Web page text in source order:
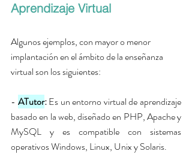
Aprendizaje Virtual
Algunosejemplos, con mayor o menor
implantación en el ámbito de la enseñanza
virtual son los siguientes:
- ATutor: Es un entorno virtual de aprendizaje
basado en la web, diseñado en PHP, Apache y
MySQL y es compatible con sistemas
operativos Windows, Linux, Unix y Solaris.